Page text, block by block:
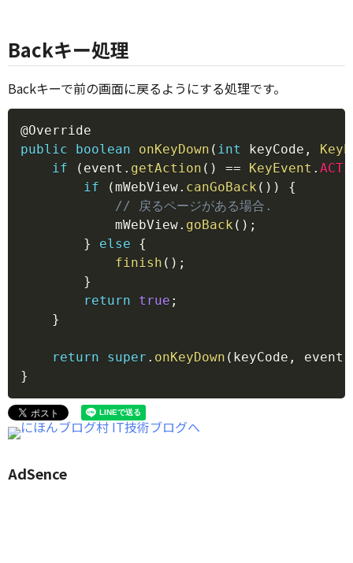
Backキー処理
Backキーで前の画面に戻るようにする処理です。
@Override
public
boolean onKeyDown ( int keyCode ,
if
( event . getAction ( ) == KeyEvent .
if
(mWebView. canGoBack ( ) )
{
// 戻るページがある場合.
            mWebView
. goBack ( ) ;
}
else
{
finish ( ) ;
}
return
true ;
}
return super . onKeyDown ( keyCode , event
}
AdSence